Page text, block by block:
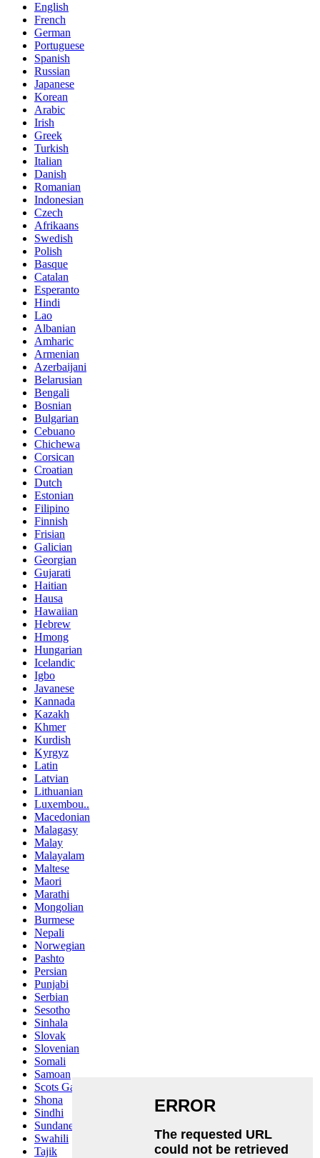
English
French
German
Portuguese
Spanish
Russian
Japanese
Korean
Arabic
Irish
Greek
Turkish
Italian
Danish
Romanian
Indonesian
Czech
Afrikaans
Swedish
Polish
Basque
Catalan
Esperanto
Hindi
Lao
Albanian
Amharic
Armenian
Azerbaijani
Belarusian
Bengali
Bosnian
Bulgarian
Cebuano
Chichewa
Corsican
Croatian
Dutch
Estonian
Filipino
Finnish
Frisian
Galician
Georgian
Gujarati
Haitian
Hausa
Hawaiian
Hebrew
Hmong
Hungarian
Icelandic
Igbo
Javanese
Kannada
Kazakh
Khmer
Kurdish
Kyrgyz
Latin
Latvian
Lithuanian
Luxembou..
Macedonian
Malagasy
Malay
Malayalam
Maltese
Maori
Marathi
Mongolian
Burmese
Nepali
Norwegian
Pashto
Persian
Punjabi
Serbian
Sesotho
Sinhala
Slovak
Slovenian
Somali
Samoan
Scots Gaelic
Shona
Sindhi
Sundanese
Swahili
Tajik